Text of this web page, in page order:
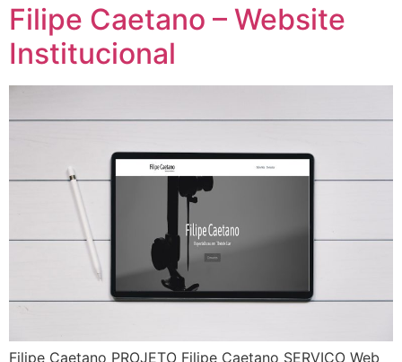
Filipe Caetano – Website
Institucional
Filipe Caetano PROJETO Filipe Caetano SERVIÇO Web